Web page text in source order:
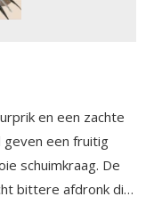
en een zachte
geven een fruitig
schuimkraag. De
bittere afdronk die